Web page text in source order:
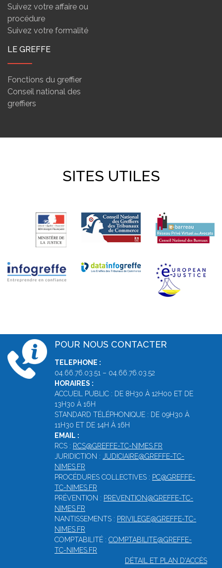
Suivez votre affaire ou
procédure
Suivez votre formalité
LE GREFFE
Fonctions du greffier
Conseil national des
greffiers
SITES UTILES
POUR NOUS CONTACTER
TELEPHONE :
04.66.76.03.51 – 04.66.76.03.52
HORAIRES :
ACCUEIL PUBLIC : DE 8H30 À 12H00 ET DE
13H30 À 16H
STANDARD TÉLÉPHONIQUE : DE 09H30 À
11H30 ET DE 14H À 16H
EMAIL :
RCS : RCS@GREFFE-TC-NIMES.FR
JURIDICTION : JUDICIAIRE@GREFFE-TC-
NIMES.FR
PROCÉDURES COLLECTIVES : PC@GREFFE-
TC-NIMES.FR
PRÉVENTION : PREVENTION@GREFFE-TC-
NIMES.FR
NANTISSEMENTS : PRIVILEGE@GREFFE-TC-
NIMES.FR
COMPTABILITÉ : COMPTABILITE@GREFFE-
TC-NIMES.FR
DÉTAIL ET PLAN D'ACCÈS